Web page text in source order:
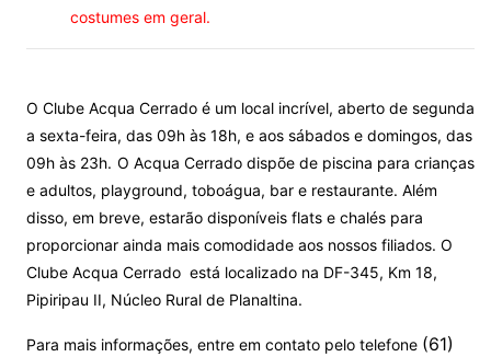
costumes em geral.
O Clube Acqua Cerrado é um local incrível, aberto de segunda
a sexta-feira, das 09h às 18h, e aos sábados e domingos, das
09h às 23h. O Acqua Cerrado dispõe de piscina para crianças
e adultos, playground, toboágua, bar e restaurante. Além
disso, em breve, estarão disponíveis flats e chalés para
proporcionar ainda mais comodidade aos nossos filiados. O
Clube Acqua Cerrado está localizado na DF-345, Km 18,
Pipiripau II, Núcleo Rural de Planaltina.
Para mais informações, entre em contato pelo telefone (61)